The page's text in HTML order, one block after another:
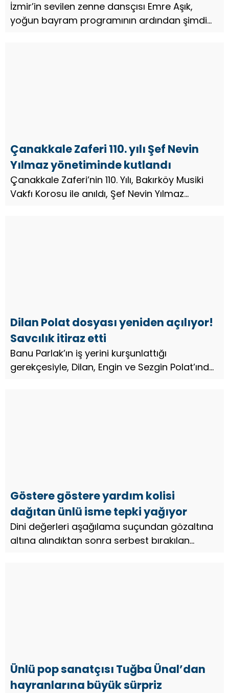
İzmir’in sevilen zenne dansçısı Emre Aşık,
yoğun bayram programının ardından şimdi
Çanakkale Zaferi 110. yılı Şef Nevin
Yılmaz yönetiminde kutlandı
Çanakkale Zaferi’nin 110. Yılı, Bakırköy Musiki
Vakfı Korosu ile anıldı, Şef Nevin Yılmaz
Dilan Polat dosyası yeniden açılıyor!
Savcılık itiraz etti
Banu Parlak’ın iş yerini kurşunlattığı
gerekçesiyle, Dilan, Engin ve Sezgin Polat’ında
Göstere göstere yardım kolisi
dağıtan ünlü isme tepki yağıyor
Dini değerleri aşağılama suçundan gözaltına
altına alındıktan sonra serbest bırakılan
Ünlü pop sanatçısı Tuğba Ünal’dan
hayranlarına büyük sürpriz